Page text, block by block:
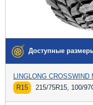
Доступные
LINGLONG CROSSWIND
R15
215/75R15, 100/